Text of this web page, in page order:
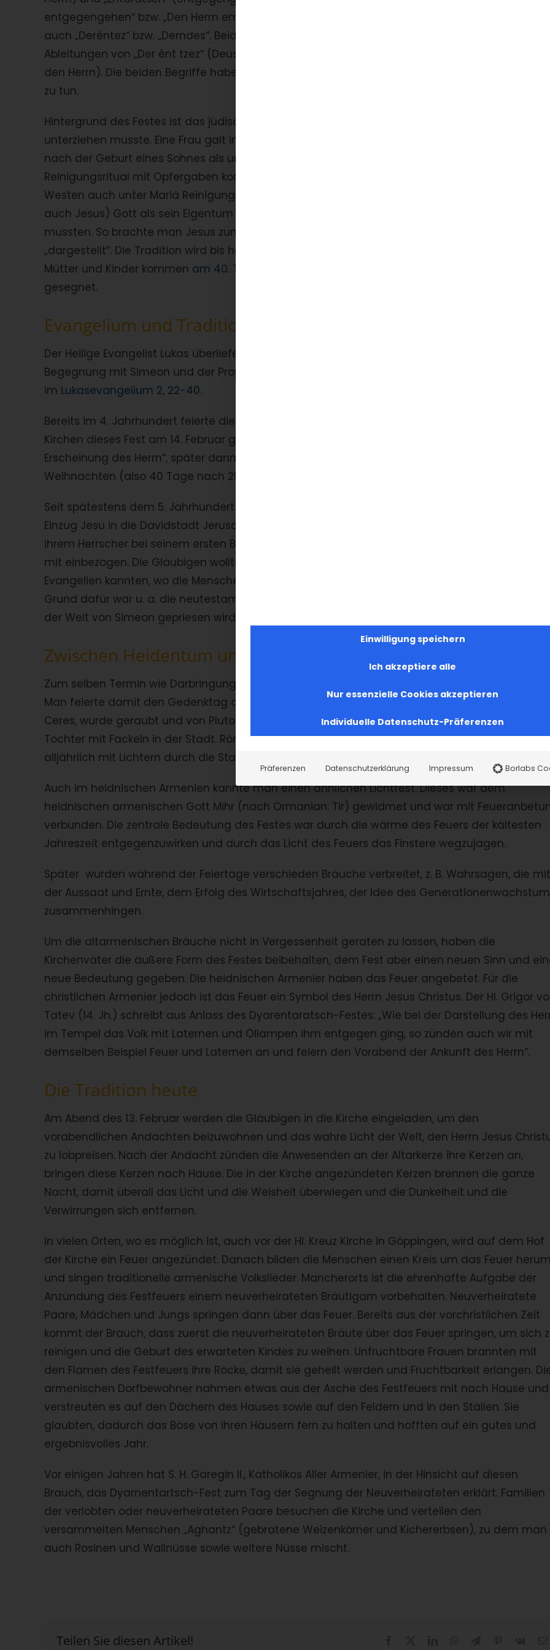
entgegengehen“ bzw. „Den Herrn empfangen“. Im Volksmund heißt das Fest „Dyarnentaratsch“
auch „Derèntez“ bzw. „Derndes“. Beide diese Wörter sind aller Wahrscheinlichkeit nach
Ableitungen von „Der ènt tzez“ (Deusch: Der Herr sei mit euch) bzw. „Derè des“ (Deutsch: Siehe
den Herrn). Die beiden Begriffe haben mit dem Inhalt und der Bedeutung dieses Kirchenfestes
zu tun.
Hintergrund des Festes ist das jüdische Reinigungsritual, dem sich auch die Hl. Jungfrau Maria
unterziehen musste. Eine Frau galt im Alten Testament laut jüdischen Gesetzen vierzig Tage
nach der Geburt eines Sohnes als unrein. Sie musste aus diesem Grund im Tempel zu einem
Reinigungsritual mit Opfergaben kommen. Deshalb wird das Fest Darbringung des Herrn im
Westen auch unter Mariä Reinigung bekannt. Zudem waren alle erstgeborenen Söhne (also
auch Jesus) Gott als sein Eigentum vorbehalten, die erst mit einem Opfer ausgelöst werden
mussten. So brachte man Jesus zum Priester in den Tempel und er wurde dort vor Gott
„dargestellt“. Die Tradition wird bis heute auch in der Armenischen Apostolischen Kirche
Mütter und Kinder kommen am 40. Tag nach der Geburt in die Kirche und werden vom Pfarrer
gesegnet.
Evangelium und Tradition…
Der Heilige Evangelist Lukas überlieferte die Geschichte von der Darstellung Jesu und die
Begegnung mit Simeon und der Prophetin Hanna. Wir lesen diese Geschichte
im Lukasevangelium 2, 22-40.
Bereits im 4. Jahrhundert feierte die Kirche in Jerusalem dieses Fest. Zunächst haben alle
Kirchen dieses Fest am 14. Februar gefeiert, dem 40. Tag nach dem Fest „Geburt und
Erscheinung des Herrn“, später dann haben die westlichen Kirchen das Fest 40 Tage nach
Weihnachten (also 40 Tage nach 25. Dezember), der Geburt Jesu gefeiert.
Seit spätestens dem 5. Jahrhundert betrachteten die Christen dieses Fest auch als den ersten
Einzug Jesu in die Davidstadt Jerusalem. Der antike Brauch, nach dem die Bewohner einer
ihrem Herrscher bei seinem ersten Besuch entgegenzogen, wurde schon früh in die Festliturgie
mit einbezogen. Die Gläubigen wollten Christus entgegengehen, ähnlich wie sie es aus den
Evangelien kannten, wo die Menschen den erwachsenen Jesus an Palmsonntag begrüßten.
Grund dafür war u. a. die neutestamentliche Bibelstelle
der Welt von Simeon gepriesen wird.
Zwischen Heidentum und Christentum
Zum selben Termin wie Darbringung des Herrn fand im heidnischen Rom ein Lichterfest statt.
Man feierte damit den Gedenktag an den Raub der Proserpina: Proserpina, die Tochter der
Ceres, wurde geraubt und von Pluto weg gebracht. Daraufhin suchten Proserpinas Eltern ihre
Tochter mit Fackeln in der Stadt. Römische Frauen zogen zur Erinnerung an diese Suche
alljährlich mit Lichtern durch die Stadt
Auch im heidnischen Armenien kannte man einen ähnlichen Lichtfest. Dieses war dem
heidnischen armenischen Gott Mihr (nach Ormanian: Tir) gewidmet und war mit
verbunden. Die zentrale Bedeutung des Festes war durch die wärme des Feuers der kältesten
Jahreszeit entgegenzuwirken und durch das Licht des Feuers das Finstere wegzujagen.
Später wurden während der Feiertage verschieden Bräuche verbreitet, z. B. Wahrsagen, die mit
der Aussaat und Ernte, dem Erfolg des Wirtschaftsjahres, der Idee des
zusammenhingen.
Um die altarmenischen Bräuche nicht in Vergessenheit geraten zu lassen, haben die
Kirchenväter die äußere Form des Festes beibehalten, dem Fest aber einen neuen Sinn und
neue Bedeutung gegeben. Die heidnischen Armenier haben das Feuer angebetet. Für die
christlichen Armenier jedoch ist das Feuer ein Symbol des Herrn Jesus Christus. Der Hl. Grigor
Tatev (14. Jh.) schreibt aus Anlass des Dyarentaratsch-Festes: „Wie bei der Darstellung des
im Tempel das Volk mit Laternen und Öllampen ihm entgegen ging, so zünden auch wir mit
demselben Beispiel Feuer und Laternen an und feiern den Vorabend der Ankunft des Herrn“.
Die Tradition heute
Am Abend des 13. Februar werden die Gläubigen in die Kirche eingeladen, um den
vorabendlichen Andachten beizuwohnen und das wahre Licht der Welt, den Herrn Jesus
zu lobpreisen. Nach der Andacht zünden die Anwesenden an der Altarkerze ihre Kerzen an,
bringen diese Kerzen nach Hause. Die in der Kirche angezündeten Kerzen brennen die ganze
Nacht, damit überall das Licht und die Weisheit überwiegen und die Dunkelheit und die
Verwirrungen sich entfernen.
In vielen Orten, wo es möglich ist, auch vor der Hl. Kreuz Kirche in Göppingen, wird auf dem Hof
der Kirche ein Feuer angezündet. Danach bilden die Menschen einen Kreis um das Feuer
und singen traditionelle armenische Volkslieder. Mancherorts ist die ehrenhafte Aufgabe der
Anzündung des Festfeuers einem neuverheirateten Bräutigam vorbehalten. Neuverheiratete
Paare, Mädchen und Jungs springen dann über das Feuer. Bereits aus der vorchristlichen Zeit
kommt der Brauch, dass zuerst die neuverheirateten Bräute über das Feuer springen, um sich
reinigen und die Geburt des erwarteten Kindes zu weihen. Unfruchtbare Frauen brannten mit
den Flamen des Festfeuers ihre Röcke, damit sie geheilt werden und Fruchtbarkeit erlangen.
armenischen Dorfbewohner nahmen etwas aus der Asche des Festfeuers mit nach Hause und
verstreuten es auf den Dächern des Hauses sowie auf den Feldern und in den Ställen. Sie
glaubten, dadurch das Böse von ihren Häusern fern zu halten und hofften auf ein gutes und
ergebnisvolles Jahr.
Vor einigen Jahren hat S. H. Garegin II., Katholikos Aller Armenier, in der Hinsicht auf diesen
Brauch, das Dyarnentartsch-Fest zum Tag der Segnung der Neuverheirateten erklärt. Familien
der verlobten oder neuverheirateten Paare besuchen die Kirche und verteilen den
versammelten Menschen „Aghantz“ (gebratene Weizenkörner und Kichererbsen), zu dem man
auch Rosinen und Wallnüsse sowie weitere Nüsse mischt.
Teilen Sie diesen Artikel!
Einwilligung speichern
Ich akzeptiere alle
Nur essenzielle Cookies akzeptieren
Individuelle Datenschutz-Präferenzen
Präferenzen Datenschutzerklärung Impressum Borlabs